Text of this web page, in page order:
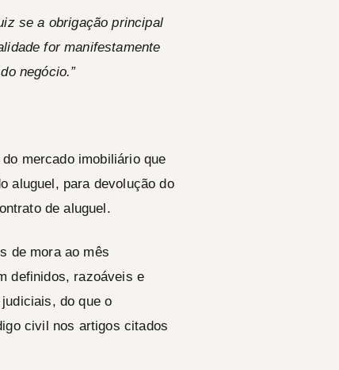
se a obrigação principal
for manifestamente
negócio.”
mercado imobiliário que
aluguel, para devolução do
de aluguel.
de mora ao mês
definidos, razoáveis e
do que o
civil nos artigos citados